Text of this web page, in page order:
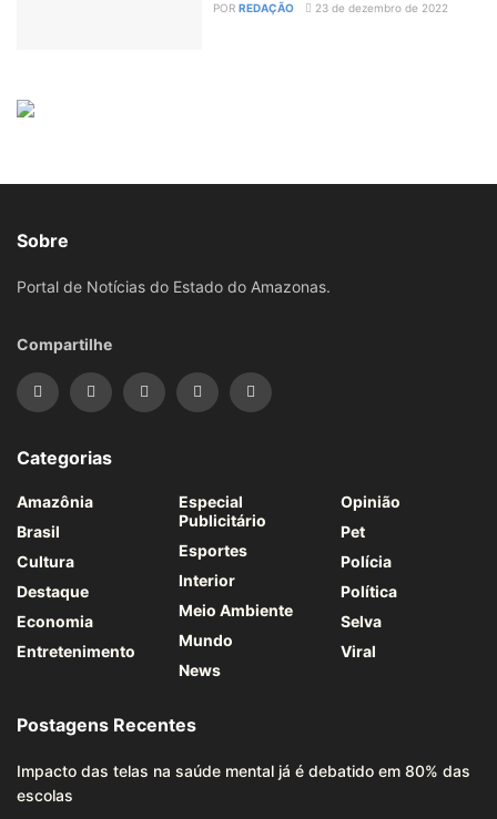
POR REDAÇÃO 23 de dezembro de 2022
Sobre
Portal de Notícias do Estado do Amazonas.
Compartilhe
Categorias
Amazônia
Brasil
Cultura
Destaque
Economia
Entretenimento
Especial
Publicitário
Esportes
Interior
Meio Ambiente
Mundo
News
Opinião
Pet
Polícia
Política
Selva
Viral
Postagens Recentes
Impacto das telas na saúde mental já é debatido em 80% das
escolas